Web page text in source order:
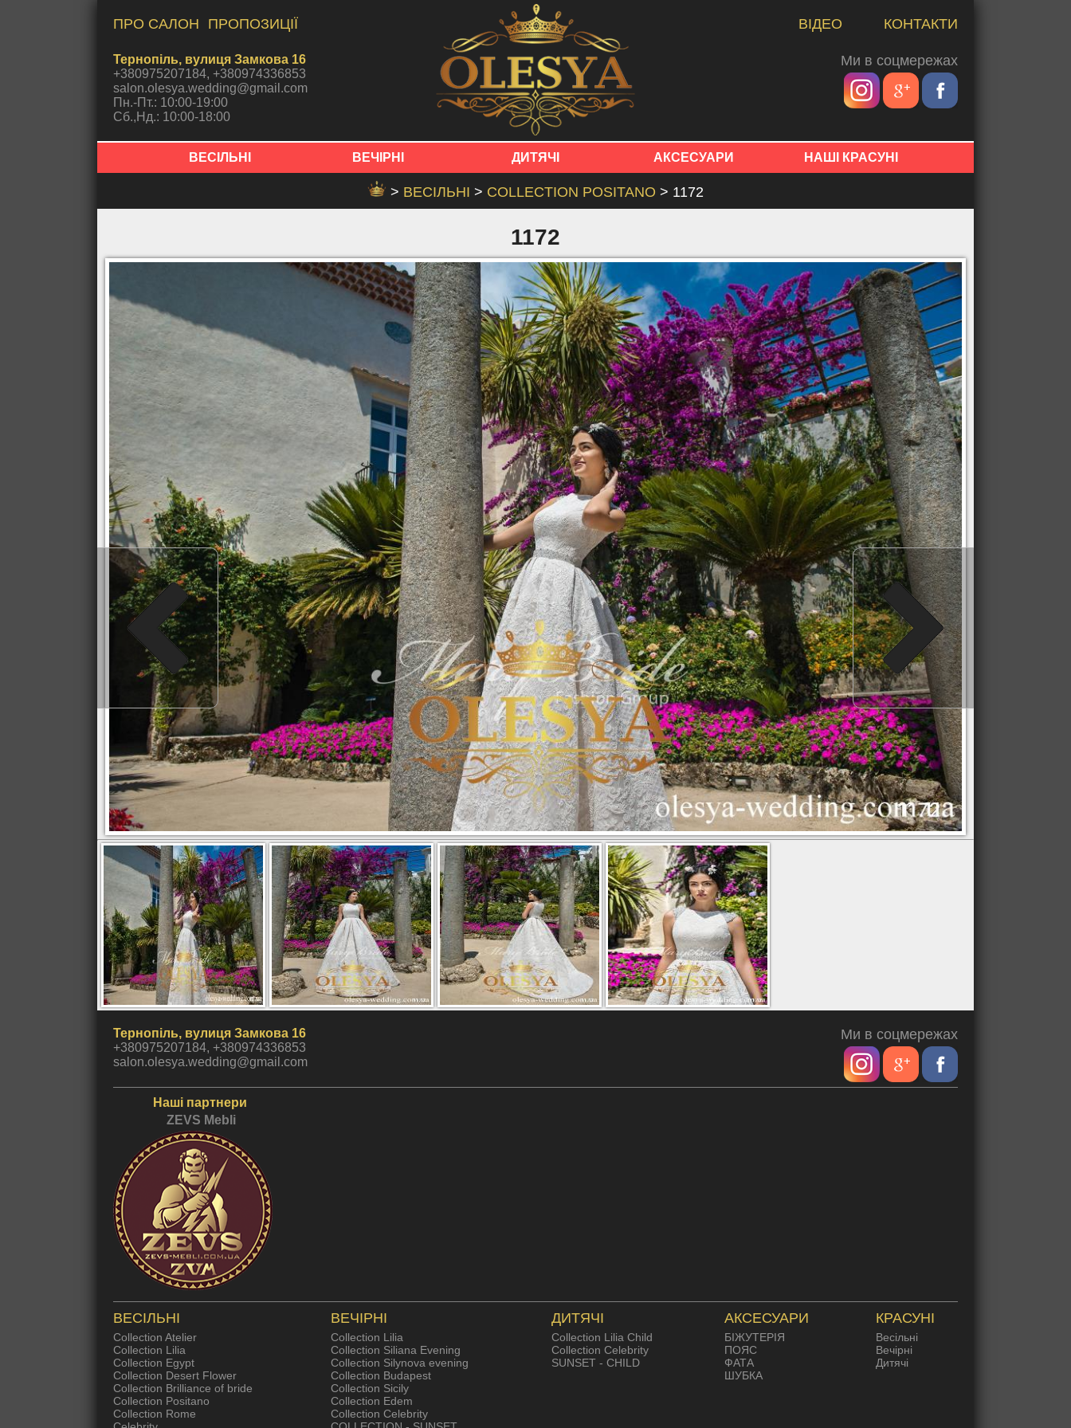
ПРО САЛОН ПРОПОЗИЦІЇ
Тернопіль, вулиця Замкова 16
+380975207184, +380974336853
salon.olesya.wedding@gmail.com
Пн.-Пт.: 10:00-19:00
Сб.,Нд.: 10:00-18:00
ВІДЕО КОНТАКТИ
Ми в соцмережах
ВЕСІЛЬНІ ВЕЧІРНІ ДИТЯЧІ АКСЕСУАРИ НАШІ КРАСУНІ
> ВЕСІЛЬНІ > COLLECTION POSITANO > 1172
1172
Тернопіль, вулиця Замкова 16
+380975207184, +380974336853
salon.olesya.wedding@gmail.com
Ми в соцмережах
Наші партнери
ZEVS Mebli
ВЕСІЛЬНІ
Collection Atelier
Collection Lilia
Collection Egypt
Collection Desert Flower
Collection Brilliance of bride
Collection Positano
Collection Rome
ВЕЧІРНІ
Collection Lilia
Collection Siliana Evening
Collection Silynova evening
Collection Budapest
Collection Sicily
Collection Edem
Collection Celebrity
ДИТЯЧІ
Collection Lilia Child
Collection Celebrity
SUNSET - CHILD
АКСЕСУАРИ
БІЖУТЕРІЯ
ПОЯС
ФАТА
ШУБКА
КРАСУНІ
Весільні
Вечірні
Дитячі